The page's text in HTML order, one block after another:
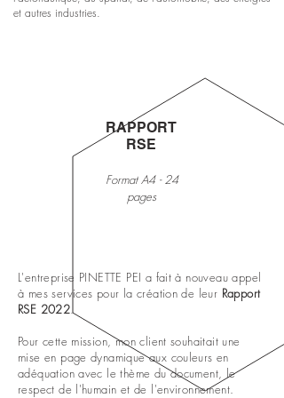
et autres industries.
RAPPORT
RSE
Format A4 - 24
pages
L'entreprise PINETTE PEI a fait à nouveau appel
à mes services pour la création de leur Rapport
RSE 2022.
Pour cette mission, mon client souhaitait une
mise en page dynamique aux couleurs en
adéquation avec le thème du document, le
respect de l'humain et de l'environnement.